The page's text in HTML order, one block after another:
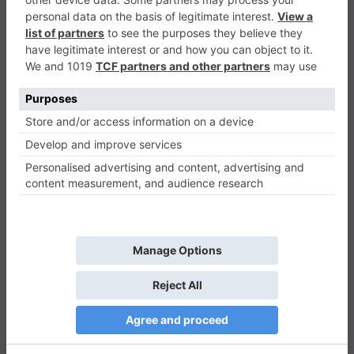
Shooter 0
Play Now
617 0 0
Shoot Em Up